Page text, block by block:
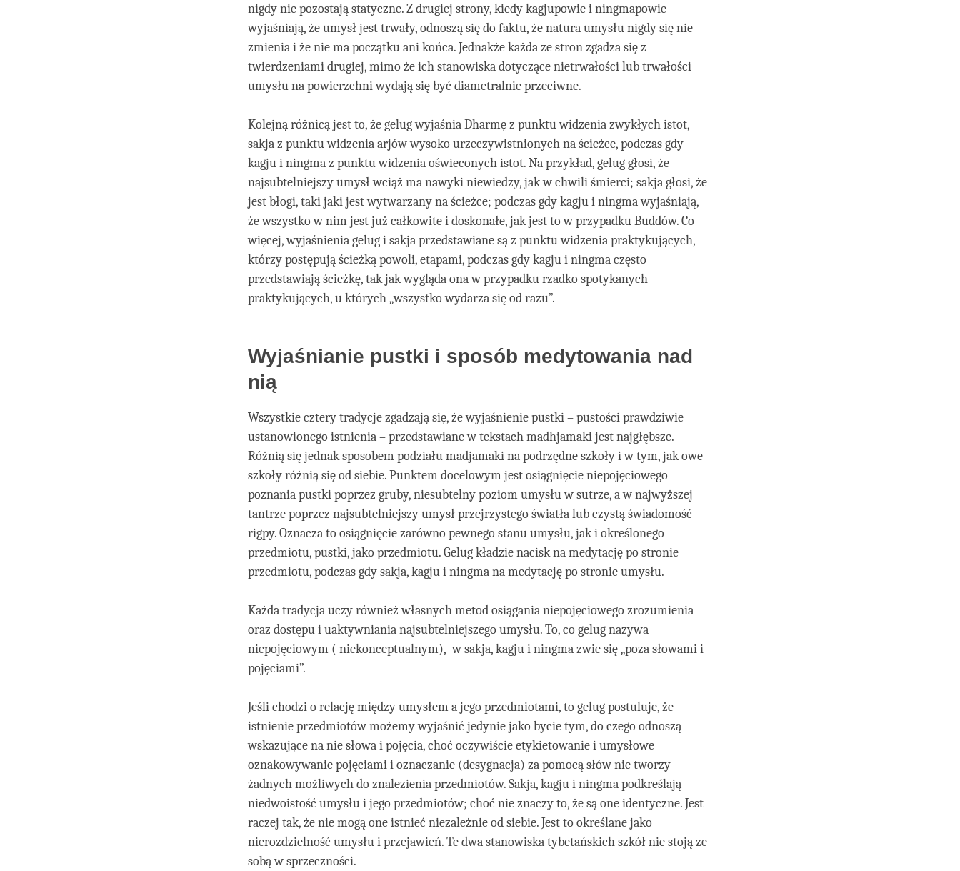
nigdy nie pozostają statyczne. Z drugiej strony, kiedy kagjupowie i ningmapowie
wyjaśniają, że umysł jest trwały, odnoszą się do faktu, że natura umysłu nigdy się nie
zmienia i że nie ma początku ani końca. Jednakże każda ze stron zgadza się z
twierdzeniami drugiej, mimo że ich stanowiska dotyczące nietrwałości lub trwałości
umysłu na powierzchni wydają się być diametralnie przeciwne.
Kolejną różnicą jest to, że gelug wyjaśnia Dharmę z punktu widzenia zwykłych istot,
sakja z punktu widzenia arjów wysoko urzeczywistnionych na ścieżce, podczas gdy
kagju i ningma z punktu widzenia oświeconych istot. Na przykład, gelug głosi, że
najsubtelniejszy umysł wciąż ma nawyki niewiedzy, jak w chwili śmierci; sakja głosi, że
jest błogi, taki jaki jest wytwarzany na ścieżce; podczas gdy kagju i ningma wyjaśniają,
że wszystko w nim jest już całkowite i doskonałe, jak jest to w przypadku Buddów. Co
więcej, wyjaśnienia gelug i sakja przedstawiane są z punktu widzenia praktykujących,
którzy postępują ścieżką powoli, etapami, podczas gdy kagju i ningma często
przedstawiają ścieżkę, tak jak wygląda ona w przypadku rzadko spotykanych
praktykujących, u których „wszystko wydarza się od razu”.
Wyjaśnianie pustki i sposób medytowania nad
nią
Wszystkie cztery tradycje zgadzają się, że wyjaśnienie pustki – pustości prawdziwie
ustanowionego istnienia – przedstawiane w tekstach madhjamaki jest najgłębsze.
Różnią się jednak sposobem podziału madjamaki na podrzędne szkoły i w tym, jak owe
szkoły różnią się od siebie. Punktem docelowym jest osiągnięcie niepojęciowego
poznania pustki poprzez gruby, niesubtelny poziom umysłu w sutrze, a w najwyższej
tantrze poprzez najsubtelniejszy umysł przejrzystego światła lub czystą świadomość
rigpy. Oznacza to osiągnięcie zarówno pewnego stanu umysłu, jak i określonego
przedmiotu, pustki, jako przedmiotu. Gelug kładzie nacisk na medytację po stronie
przedmiotu, podczas gdy sakja, kagju i ningma na medytację po stronie umysłu.
Każda tradycja uczy również własnych metod osiągania niepojęciowego zrozumienia
oraz dostępu i uaktywniania najsubtelniejszego umysłu. To, co gelug nazywa
niepojęciowym ( niekonceptualnym), w sakja, kagju i ningma zwie się „poza słowami i
pojęciami”.
Jeśli chodzi o relację między umysłem a jego przedmiotami, to gelug postuluje, że
istnienie przedmiotów możemy wyjaśnić jedynie jako bycie tym, do czego odnoszą
wskazujące na nie słowa i pojęcia, choć oczywiście etykietowanie i umysłowe
oznakowywanie pojęciami i oznaczanie (desygnacja) za pomocą słów nie tworzy
żadnych możliwych do znalezienia przedmiotów. Sakja, kagju i ningma podkreślają
niedwoistość umysłu i jego przedmiotów; choć nie znaczy to, że są one identyczne. Jest
raczej tak, że nie mogą one istnieć niezależnie od siebie. Jest to określane jako
nierozdzielność umysłu i przejawień. Te dwa stanowiska tybetańskich szkół nie stoją ze
sobą w sprzeczności.